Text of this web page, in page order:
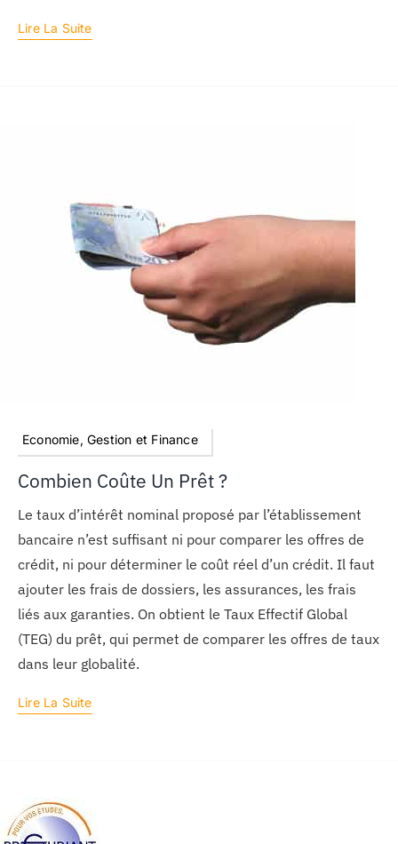
Lire La Suite
Economie, Gestion et Finance
Combien Coûte Un Prêt ?
Le taux d’intérêt nominal proposé par l’établissement
bancaire n’est suffisant ni pour comparer les offres de
crédit, ni pour déterminer le coût réel d’un crédit. Il faut
ajouter les frais de dossiers, les assurances, les frais
liés aux garanties. On obtient le Taux Effectif Global
(TEG) du prêt, qui permet de comparer les offres de taux
dans leur globalité.
Lire La Suite